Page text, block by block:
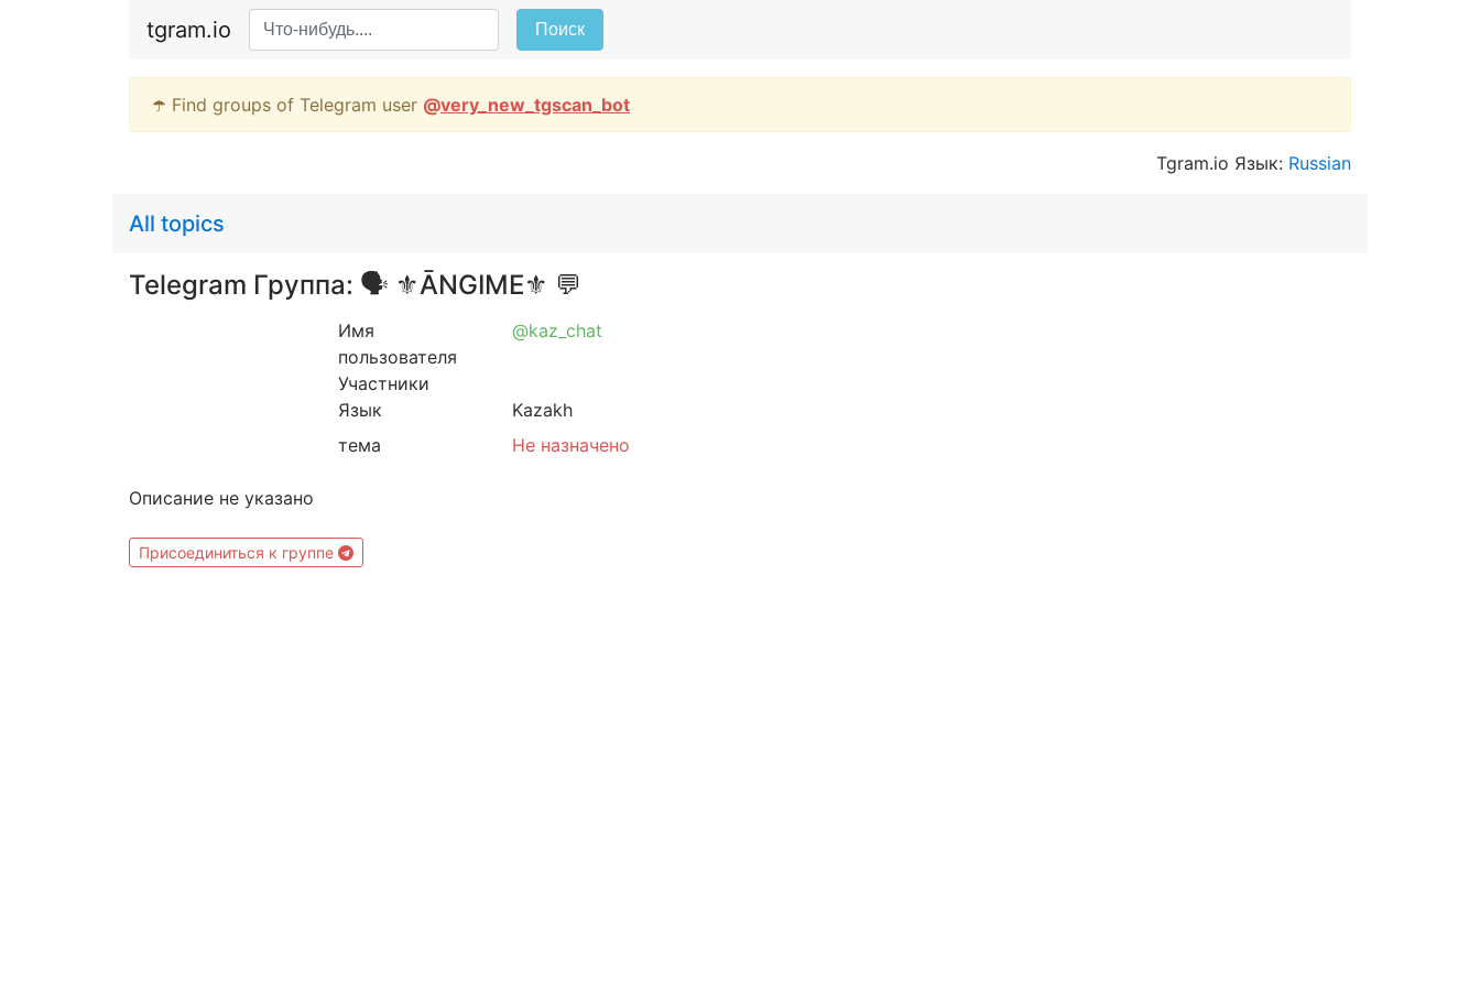
tgram.io Поиск
☂️ Find groups of Telegram user @very_new_tgscan_bot
Tgram.io Язык: Russian
All topics
Telegram Группа: 🗣 ⚜ĀNGIME⚜ 💬
Имя
пользователя
@kaz_chat
Участники
Язык
Kazakh
тема
Не назначено
Описание не указано
Присоединиться к группе